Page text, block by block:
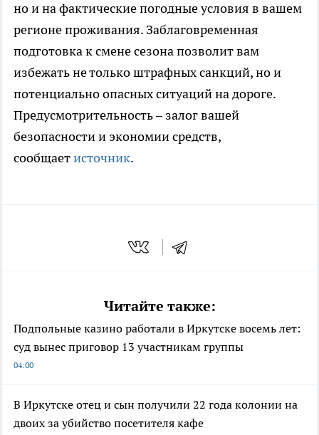
но и на фактические погодные условия в вашем
регионе проживания. Заблаговременная
подготовка к смене сезона позволит вам
избежать не только штрафных санкций, но и
потенциально опасных ситуаций на дороге.
Предусмотрительность – залог вашей
безопасности и экономии средств,
сообщаетисточник.
Читайте также:
Подпольные казино работали в Иркутске восемь лет:
суд вынес приговор 13 участникам группы
04:00
В Иркутске отец и сын получили 22 года колонии на
двоих за убийство посетителя кафе